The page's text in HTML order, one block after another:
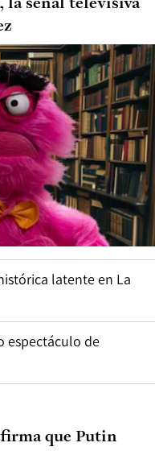
la señal televisiva
latente en La
espectáculo de
que Putin